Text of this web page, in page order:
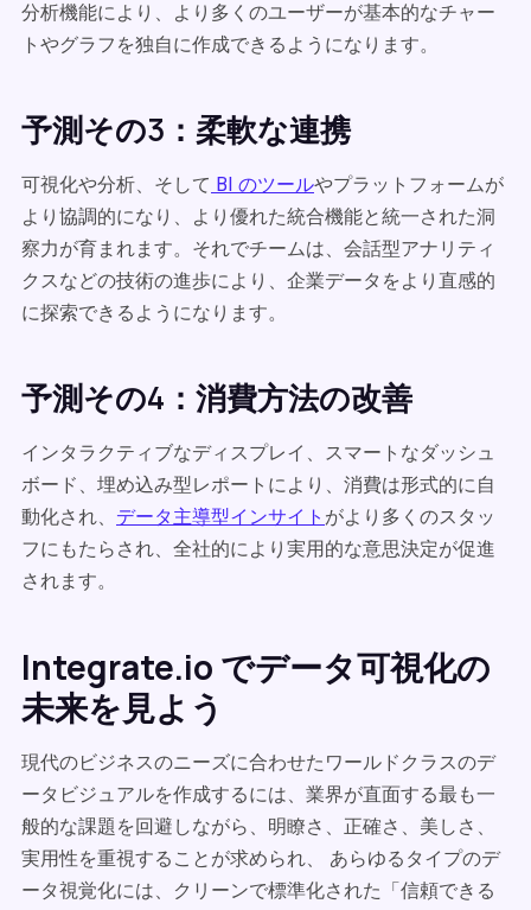
分析機能により、より多くのユーザーが基本的なチャー
トやグラフを独自に作成できるようになります。
予測その3：柔軟な連携
可視化や分析、そして BI のツールやプラットフォームが
より協調的になり、より優れた統合機能と統一された洞
察力が育まれます。それでチームは、会話型アナリティ
クスなどの技術の進歩により、企業データをより直感的
に探索できるようになります。
予測その4：消費方法の改善
インタラクティブなディスプレイ、スマートなダッシュ
ボード、埋め込み型レポートにより、消費は形式的に自
動化され、 データ主導型インサイト がより多くのスタッ
フにもたらされ、全社的により実用的な意思決定が促進
されます。
Integrate.io でデータ可視化の
未来を見よう
現代のビジネスのニーズに合わせたワールドクラスのデ
ータビジュアルを作成するには、業界が直面する最も一
般的な課題を回避しながら、明瞭さ、正確さ、美しさ、
実用性を重視することが求められ、 あらゆるタイプのデ
ータ視覚化には、クリーンで標準化された「信頼できる